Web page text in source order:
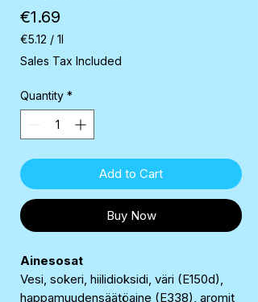
€1.69
€5.12 / 1l
€5.12
per
Liter
Sales Tax Included
Quantity *
Add to Cart
Buy Now
Ainesosat
Vesi, sokeri, hiilidioksidi, väri (E150d),
happamuudensäätöaine (E338), aromit